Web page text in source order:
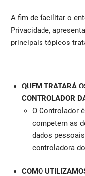
A fim de facilitar o
Privacidade,
principais tópicos
QUEM TRATARÁ
CONTROLADOR
O Controlador
competem as
dados
controladora
COMO